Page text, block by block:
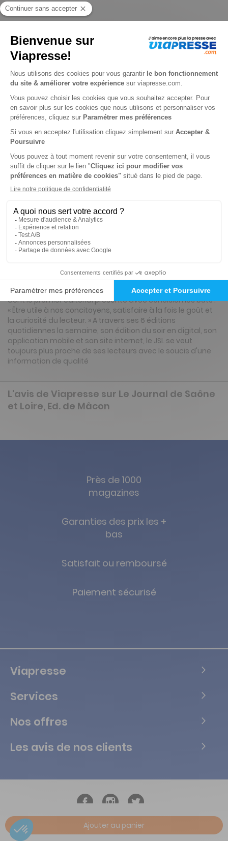
Papier
Je choisis une durée
Abonnement 1 an
364 n° • Papier + Web (offre réservée aux particuliers)
428€32 Tarif Kiosque :503€90
Tarif France métropolitaine
Renouvellement à date d’anniversaire
Ajouter au panier
Présentation du magazine Le Journal de
Saône et Loire, Ed. de Mâcon
Le Journal de Saône-et-Loire est paru pour la première fois
le 2 juillet 1826 à Mâcon. Alphonse de Lamartine appartient
au comité de patronage de cette publication nouvelle
dont le premier éditorial présente avec concision les buts :
« Être utile à nos concitoyens, satisfaire à la fois le goût et
la curiosité du lecteur. » A travers ses 6 éditions
quotidiennes la semaine, son édition du soir en digital, son
application mobile et son site internet, le JSL se veut
toujours plus proche de ses lecteurs avec le soucis d'une
information de qualité
L'avis de Viapresse sur Le Journal de Saône
et Loire, Ed. de Mâcon
Près de 1000
magazines
Garanties des prix les +
bas
Satisfait ou remboursé
Paiement sécurisé
Viapresse
Services
Nos offres
Les avis de nos clients
Copyright © Tous droits réservés Vialife - 2026.